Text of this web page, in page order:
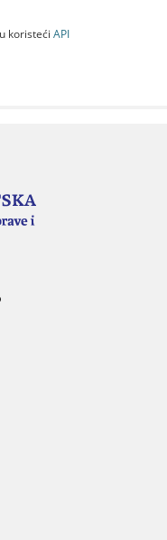
koristeći API